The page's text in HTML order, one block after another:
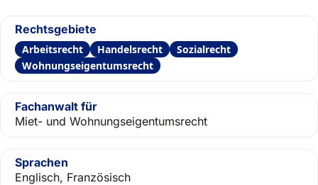
Rechtsgebiete
Arbeitsrecht Handelsrecht
Sozialrecht
Wohnungseigentumsrecht
Fachanwalt für
Miet- und Wohnungseigentumsrecht
Sprachen
Englisch, Französisch